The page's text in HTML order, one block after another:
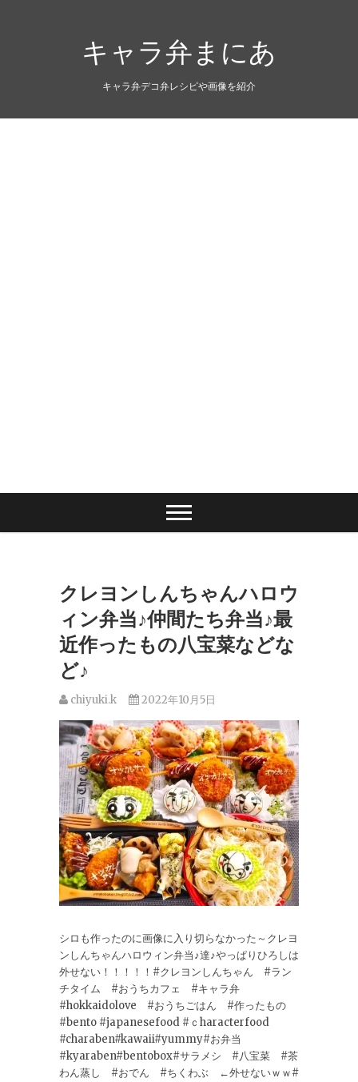
キャラ弁まにあ
キャラ弁デコ弁レシピや画像を紹介
クレヨンしんちゃんハロウ
ィン弁当♪仲間たち弁当♪最
近作ったもの八宝菜などな
ど♪
chiyuki.k 2022年10月5日
シロも作ったのに画像に入り切らなかった～クレヨ
ンしんちゃんハロウィン弁当♪達♪やっぱりひろしは
外せない！！！！！#クレヨンしんちゃん #ラン
チタイム #おうちカフェ #キャラ弁
#hokkaidolove #おうちごはん #作ったもの
#bento #japanesefood #ｃharacterfood
#charaben#kawaii#yummy#お弁当
#kyaraben#bentobox#サラメシ #八宝菜 #茶
わん蒸し #おでん #ちくわぶ ←外せないｗｗ#